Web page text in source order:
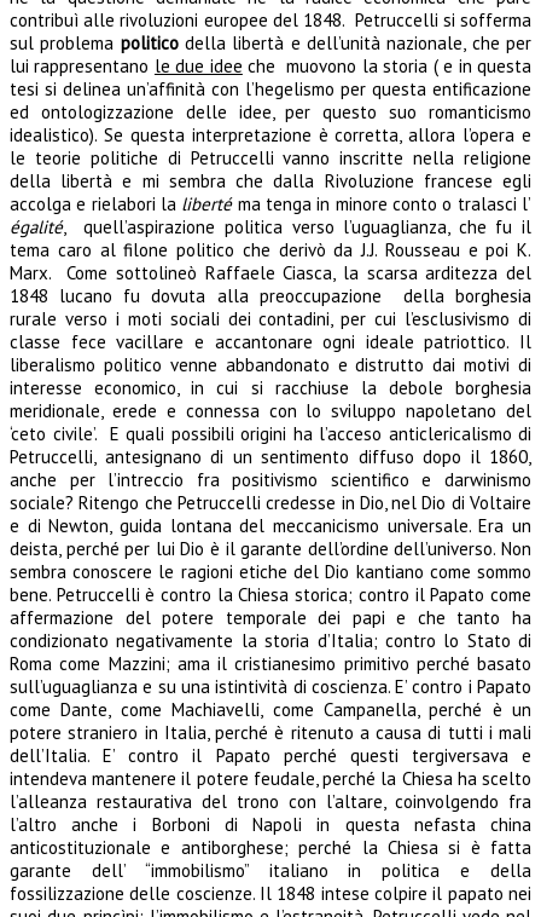
contribuì alle rivoluzioni europee del 1848. Petruccelli si sofferma
sul problema politicodella libertà e dell’unità nazionale, che per
lui rappresentano le due idee che muovono la storia ( e in questa
tesi si delinea un’affinità con l’hegelismo per questa entificazione
ed ontologizzazione delle idee, per questo suo romanticismo
idealistico). Se questa interpretazione è corretta, allora l’opera e
le teorie politiche di Petruccelli vanno inscritte nella religione
della libertà e mi sembra che dalla Rivoluzione francese egli
accolga e rielabori la libertéma tenga in minore conto o tralasci l’
égalité, quell’aspirazione politica verso l’uguaglianza, che fu il
tema caro al filone politico che derivò da J.J. Rousseau e poi K.
Marx. Come sottolineò Raffaele Ciasca, la scarsa arditezza del
1848 lucano fu dovuta alla preoccupazione della borghesia
rurale verso i moti sociali dei contadini, per cui l’esclusivismo di
classe fece vacillare e accantonare ogni ideale patriottico. Il
liberalismo politico venne abbandonato e distrutto dai motivi di
interesse economico, in cui si racchiuse la debole borghesia
meridionale, erede e connessa con lo sviluppo napoletano del
‘ceto civile’. E quali possibili origini ha l’acceso anticlericalismo di
Petruccelli, antesignano di un sentimento diffuso dopo il 1860,
anche per l’intreccio fra positivismo scientifico e darwinismo
sociale? Ritengo che Petruccelli credesse in Dio, nel Dio di Voltaire
e di Newton, guida lontana del meccanicismo universale. Era un
deista, perché per lui Dio è il garante dell’ordine dell’universo. Non
sembra conoscere le ragioni etiche del Dio kantiano come sommo
bene. Petruccelli è contro la Chiesa storica; contro il Papato come
affermazione del potere temporale dei papi e che tanto ha
condizionato negativamente la storia d’Italia; contro lo Stato di
Roma come Mazzini; ama il cristianesimo primitivo perché basato
sull’uguaglianza e su una istintività di coscienza. E’ contro i Papato
come Dante, come Machiavelli, come Campanella, perché è un
potere straniero in Italia, perché è ritenuto a causa di tutti i mali
dell’Italia. E’ contro il Papato perché questi tergiversava e
intendeva mantenere il potere feudale, perché la Chiesa ha scelto
l’alleanza restaurativa del trono con l’altare, coinvolgendo fra
l’altro anche i Borboni di Napoli in questa nefasta china
anticostituzionale e antiborghese; perché la Chiesa si è fatta
garante dell’ “immobilismo” italiano in politica e della
fossilizzazione delle coscienze. Il 1848 intese colpire il papato nei